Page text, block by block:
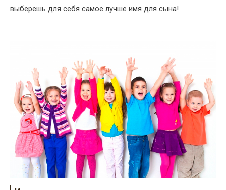
выберешь для себя самое лучше имя для сына!